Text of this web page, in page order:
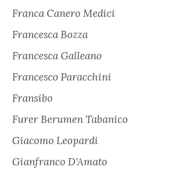
Franca Canero Medici
Francesca Bozza
Francesca Galleano
Francesco Paracchini
Fransibo
Furer Berumen Tabanico
Giacomo Leopardi
Gianfranco D'Amato